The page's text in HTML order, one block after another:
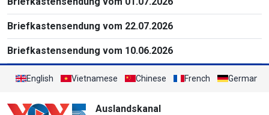
Briefkastensendung vom 22.07.2026
Briefkastensendung vom 10.06.2026
English Vietnamese Chinese French German
Auslandskanal